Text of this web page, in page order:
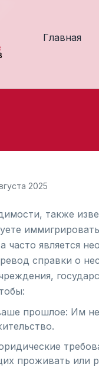
Главная
2025
также
часто является
справки о
прошлое: Им
проживать или